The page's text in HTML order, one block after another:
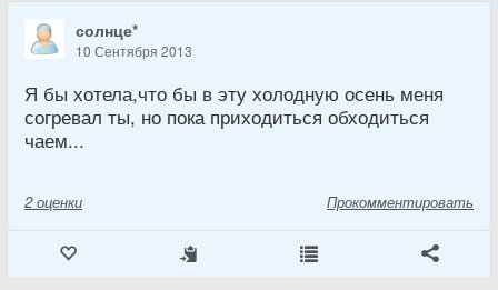
солнце*
10 Сентября 2013
Я бы хотела,что бы в эту холодную осень меня
согревал ты, но пока приходиться обходиться
чаем...
2 оценки Прокомментировать